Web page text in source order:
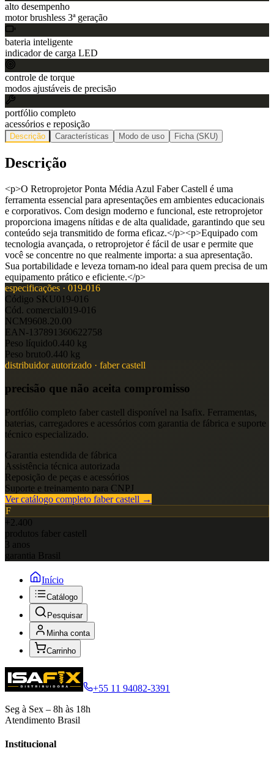
alto desempenho
motor brushless 3ª geração
bateria inteligente
indicador de carga LED
controle de torque
modos ajustáveis de precisão
portfólio completo
acessórios e reposição
Descrição Características Modo de uso Ficha (SKU)
Descrição
<p>O Retroprojetor Ponta Média Azul Faber Castell é uma
ferramenta essencial para apresentações em ambientes educacionais
e corporativos. Com design moderno e funcional, este retroprojetor
proporciona imagens nítidas e de alta qualidade, garantindo que seu
conteúdo seja transmitido de forma eficaz.</p><p>Equipado com
tecnologia avançada, o retroprojetor é fácil de usar e permite que
você se concentre no que realmente importa: a sua apresentação.
Sua portabilidade e leveza tornam-no ideal para quem precisa de um
equipamento prático e eficiente.</p>
especificações · 019-016
Código SKU019-016
Cód. comercial019-016
NCM9608.20.00
EAN-137891360622758
Peso líquido0.440 kg
Peso bruto0.440 kg
distribuidor autorizado · faber castell
precisão que não aceita compromisso
Portfólio completo faber castell disponível na Isafix. Ferramentas,
baterias, carregadores e acessórios com garantia de fábrica e suporte
técnico especializado.
Garantia estendida de fábrica
Assistência técnica autorizada
Reposição de peças e acessórios
Suporte e treinamento para CNPJ
Ver catálogo completo faber castell →
F
+2.400
produtos faber castell
3 anos
garantia Brasil
Início
Catálogo
Pesquisar
Minha conta
Carrinho
+55 11 94082-3391
Seg à Sex – 8h às 18h
Atendimento Brasil
Institucional